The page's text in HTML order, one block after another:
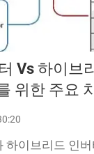
Vs 하이브
위한 주요
하이브리드 인